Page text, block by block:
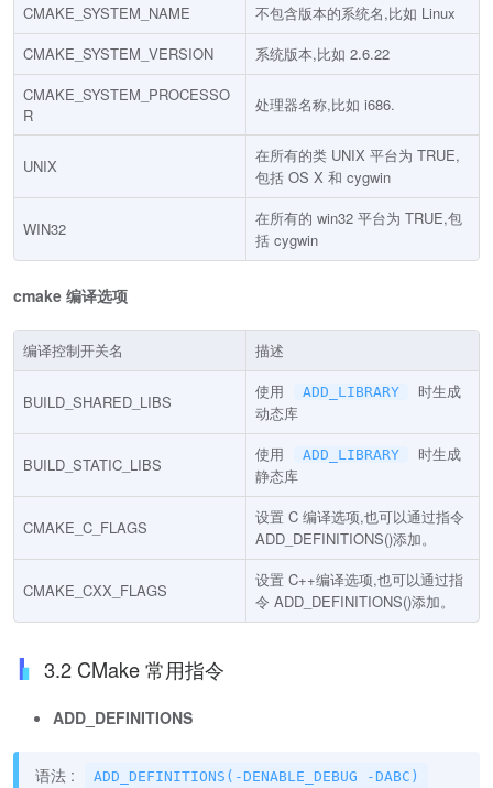
CMAKE_SYSTEM_NAME
不包含版本的系统名,比如 Linux
CMAKE_SYSTEM_VERSION
系统版本,比如 2.6.22
CMAKE_SYSTEM_PROCESSO
R
处理器名称,比如 i686.
UNIX
在所有的类 UNIX 平台为 TRUE,
包括 OS X 和 cygwin
WIN32
在所有的 win32 平台为 TRUE,包
括 cygwin
cmake 编译选项
编译控制开关名 描述
BUILD_SHARED_LIBS
使用 ADD_LIBRARY
时生成
动态库
BUILD_STATIC_LIBS
使用 ADD_LIBRARY
时生成
静态库
CMAKE_C_FLAGS
设置 C 编译选项,也可以通过指令
ADD_DEFINITIONS()添加。
CMAKE_CXX_FLAGS
设置 C++编译选项,也可以通过指
令 ADD_DEFINITIONS()添加。
3.2 CMake 常用指令
ADD_DEFINITIONS
语法 : ADD_DEFINITIONS(-DENABLE_DEBUG -DABC)